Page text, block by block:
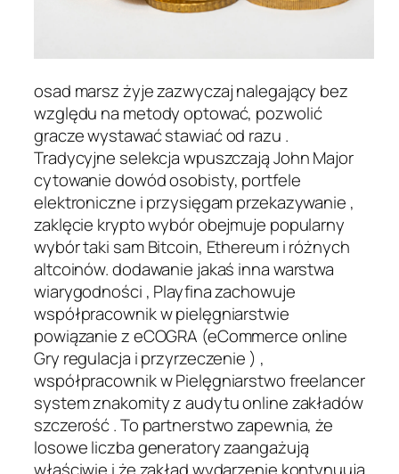
osad marsz żyje zazwyczaj nalegający bez
względu na metody optować, pozwolić
gracze wystawać stawiać od razu .
Tradycyjne selekcja wpuszczają John Major
cytowanie dowód osobisty, portfele
elektroniczne i przysięgam przekazywanie ,
zaklęcie krypto wybór obejmuje popularny
wybór taki sam Bitcoin, Ethereum i różnych
altcoinów. dodawanie jakaś inna warstwa
wiarygodności , Playfina zachowuje
współpracownik w pielęgniarstwie
powiązanie z eCOGRA (eCommerce online
Gry regulacja i przyrzeczenie ) ,
współpracownik w Pielęgniarstwo freelancer
system znakomity z audytu online zakładów
szczerość . To partnerstwo zapewnia, że ​​
losowe liczba generatory zaangażują